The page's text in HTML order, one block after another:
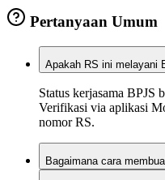
Pertanyaan Umum
Apakah RS ini melayani
Status kerjasama BPJS
Verifikasi via aplikasi
nomor RS.
Bagaimana cara